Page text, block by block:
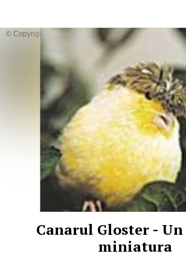
© Copyright:
Canarul Gloster -
miniatura